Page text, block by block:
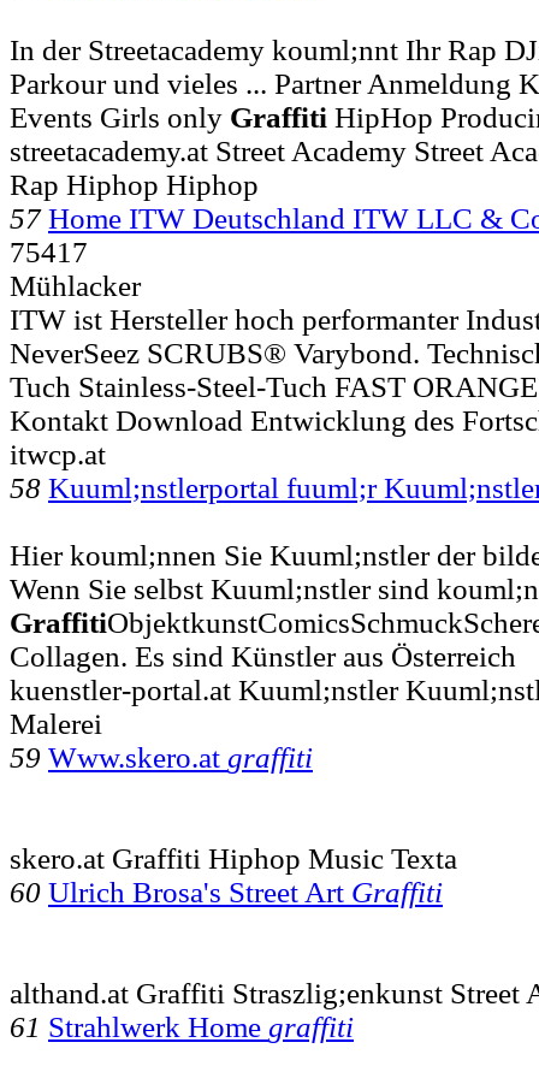
In der Streetacademy kouml;nnt Ihr Rap
Parkour und vieles ... Partner Anmeldung
Events Girls only Graffiti HipHop
streetacademy.at Street Academy Street
Rap Hiphop Hiphop
57 Home ITW Deutschland ITW LLC &
75417
Mühlacker
ITW ist Hersteller hoch performanter
NeverSeez SCRUBS® Varybond.
Tuch Stainless-Steel-Tuch FAST
Kontakt Download Entwicklung des
itwcp.at
58 Kuuml;nstlerportal fuuml;r
Hier kouml;nnen Sie Kuuml;nstler der
Wenn Sie selbst Kuuml;nstler sind
Graffiti
Collagen. Es sind Künstler aus Österreich
kuenstler-portal.at Kuuml;nstler
Malerei
59 Www.skero.at graffiti
skero.at Graffiti Hiphop Music Texta
60 Ulrich Brosa's Street Art Graffiti
althand.at Graffiti Straszlig;enkunst Street
61 Strahlwerk Home graffiti